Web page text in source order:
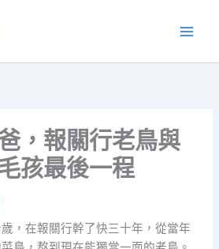
，報關行老鳥與
孩最後一程
，在報關行幹了快三十年，從當年